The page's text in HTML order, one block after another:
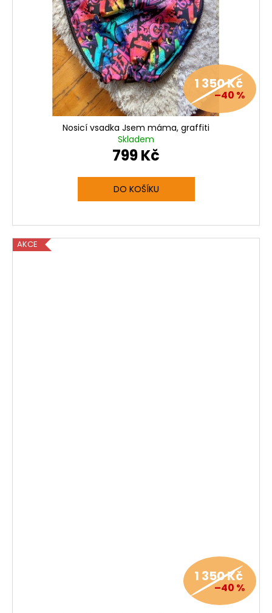
1 350 Kč
–40 %
Nosicí vsadka Jsem máma, graffiti
Skladem
799 Kč
DO KOŠÍKU
AKCE
1 350 Kč
–40 %